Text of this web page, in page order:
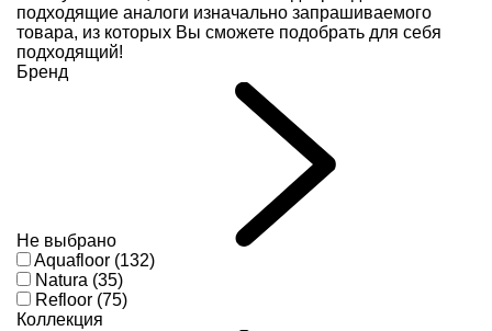
подходящие аналоги изначально запрашиваемого
товара, из которых Вы сможете подобрать для себя
подходящий!
Бренд
Не выбрано
Aquafloor (132)
Natura (35)
Refloor (75)
Коллекция